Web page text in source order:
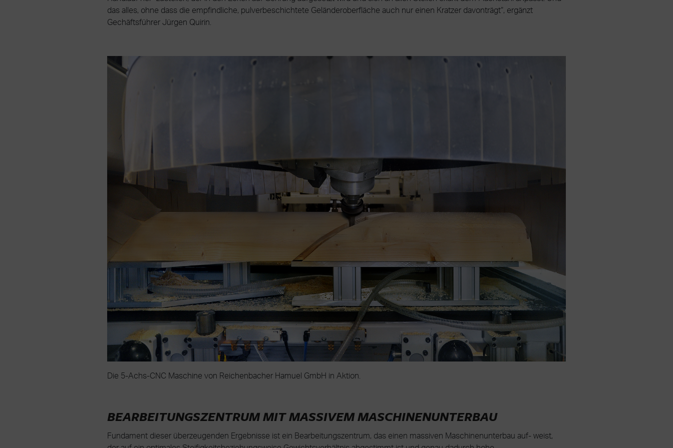
das alles, ohne dass die empfindliche, pulverbeschichtete Geländeroberfläche auch nur einen Kratzer davonträgt“, ergänzt
Gechäftsführer Jürgen Quirin.
Die 5-Achs-CNC Maschine von Reichenbacher Hamuel GmbH in Aktion.
BEARBEITUNGSZENTRUM MIT MASSIVEM MASCHINENUNTERBAU
Fundament dieser überzeugenden Ergebnisse ist ein Bearbeitungszentrum, das einen massiven Maschinenunterbau auf- weist,